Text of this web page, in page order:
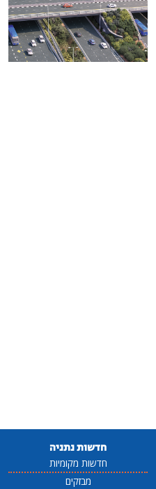
חדשות נתניה
חדשות מקומיות
מבזקים